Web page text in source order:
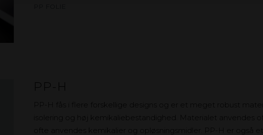
PP-H
PP-H fås i flere forskellige designs og er et meget robust
isolering og høj kemikaliebestandighed. Materialet anvendes
ofte anvendes kemikalier og opløsningsmidler. PP-H er også